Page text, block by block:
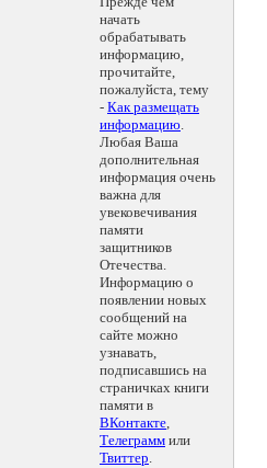
начать
обрабатывать
информацию,
прочитайте,
пожалуйста, тему
- Как размещать
информацию.
Любая Ваша
дополнительная
информация очень
важна для
увековечивания
памяти
защитников
Отечества.
Информацию о
появлении новых
сообщений на
сайте можно
узнавать,
подписавшись на
страничках книги
памяти в
ВКонтакте,
Телеграмм или
Твиттер.